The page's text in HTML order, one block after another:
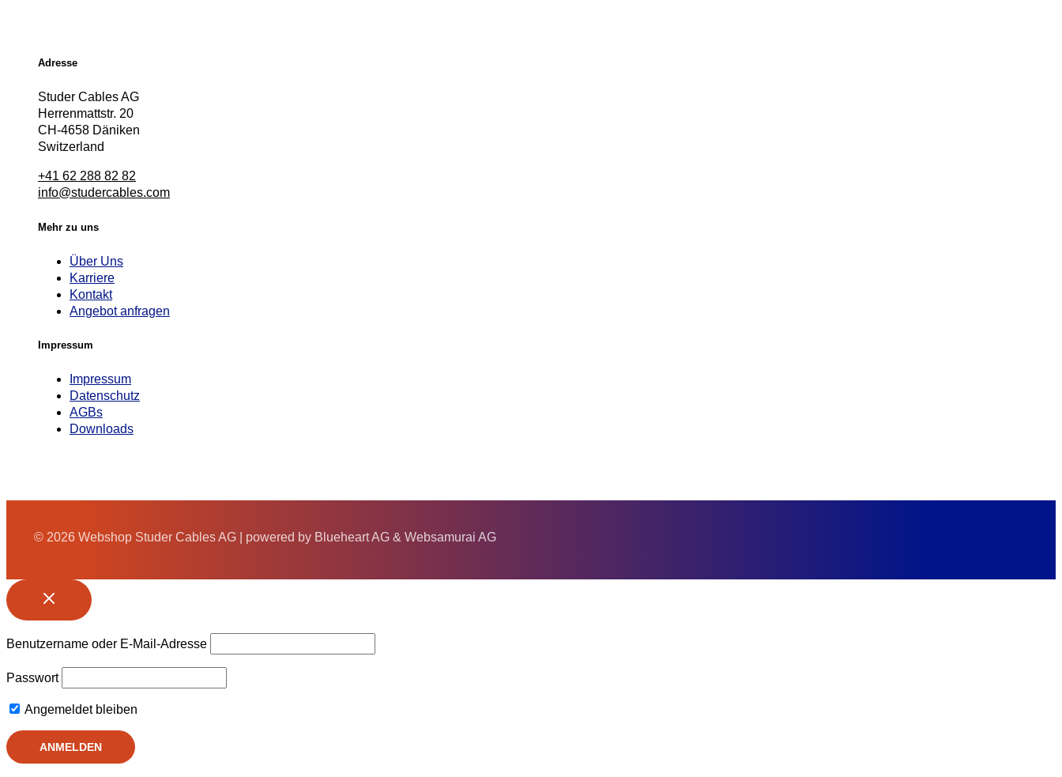
Adresse
Studer Cables AG
Herrenmattstr. 20
CH-4658 Däniken
Switzerland
+41 62 288 82 82
info@studercables.com
Mehr zu uns
Über Uns
Karriere
Kontakt
Angebot anfragen
Impressum
Impressum
Datenschutz
AGBs
Downloads
© 2026 Webshop Studer Cables AG | powered by Blueheart AG & Websamurai AG
Benutzername oder E-Mail-Adresse
Passwort
Angemeldet bleiben